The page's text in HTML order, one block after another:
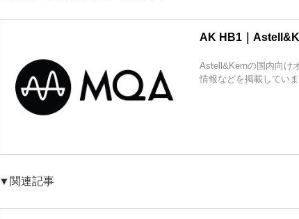
AK HB1｜
Astell&Kernの国内向け
情報などを掲載していま
▼関連記事